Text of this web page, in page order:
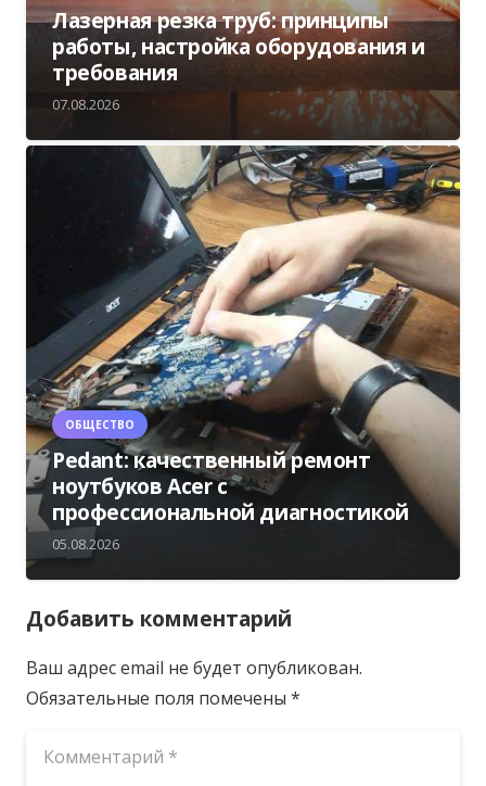
Лазерная резка труб: принципы
работы, настройка оборудования и
требования
07.08.2026
ОБЩЕСТВО
Pedant: качественный ремонт
ноутбуков Acer с
профессиональной диагностикой
05.08.2026
Добавить комментарий
Ваш адрес email не будет опубликован.
Обязательные поля помечены *